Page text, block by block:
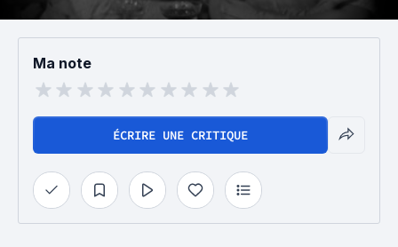
Ma note
ÉCRIRE UNE CRITIQUE